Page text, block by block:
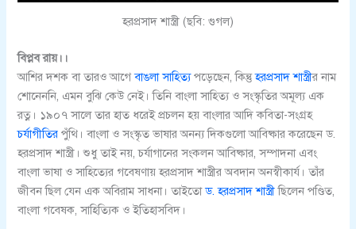
হরপ্রসাদ শাস্ত্রী (ছবি: গুগল)
বিপ্লব রায়।।
আশির দশক বা তারও আগেবাঙলা সাহিত্যপড়েছেন, কিন্তুহরপ্রসাদ শাস্ত্রীর নাম
শোনেননি, এমন বুঝি কেউ নেই। তিনি বাংলা সাহিত্য ও সংস্কৃতির অমূল্য এক
রত্ন। ১৯০৭ সালে তার হাত ধরেই প্রচলন হয় বাংলার আদি কবিতা-সংগ্রহ
চর্যাগীতির পুঁথি। বাংলা ও সংস্কৃত ভাষার অনন্য দিকগুলো আবিষ্কার করেছেন ড.
হরপ্রসাদ শাস্ত্রী। শুধু তাই নয়, চর্যাগানের সংকলন আবিষ্কার, সম্পাদনা এবং
বাংলা ভাষা ও সাহিত্যের গবেষণায় হরপ্রসাদ শাস্ত্রীর অবদান অনস্বীকার্য। তাঁর
জীবন ছিল যেন এক অবিরাম সাধনা। তাইতোড. হরপ্রসাদ শাস্ত্রীছিলেন পণ্ডিত,
বাংলা গবেষক, সাহিত্যিক ও ইতিহাসবিদ।